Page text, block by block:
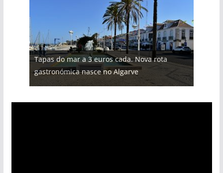
Tapas do mar a 3 euros cada. Nova rota
gastronómica nasce no Algarve